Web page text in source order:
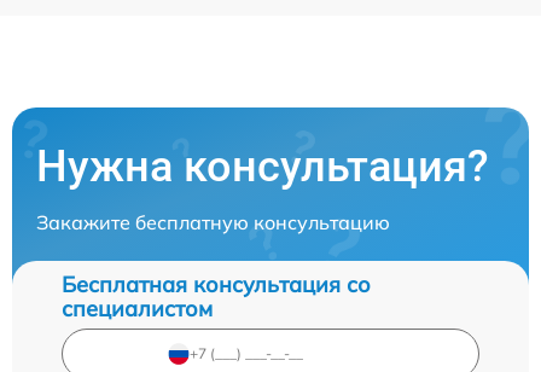
Нужна консультация?
Закажите бесплатную консультацию
Бесплатная консультация со
специалистом